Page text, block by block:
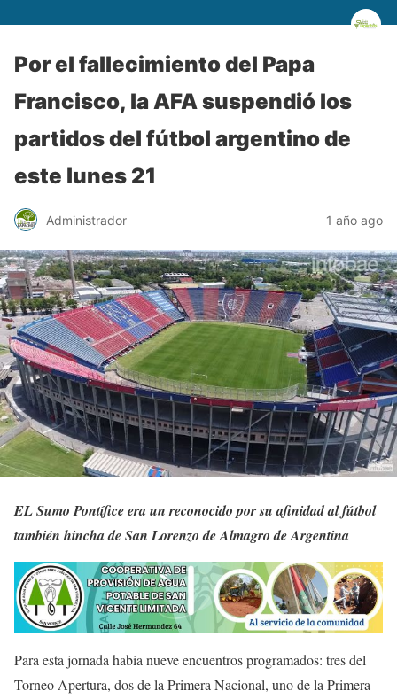
Por el fallecimiento del Papa
Francisco, la AFA suspendió los
partidos del fútbol argentino de
este lunes 21
Administrador 1 año ago
EL Sumo Pontífice era un reconocido por su afinidad al fútbol
también hincha de San Lorenzo de Almagro de Argentina
Para esta jornada había nueve encuentros programados: tres del
Torneo Apertura, dos de la Primera Nacional, uno de la Primera